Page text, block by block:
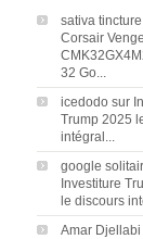
sativa tincture
Corsair
32 Go...
icedodo sur
Trump 2025
intégral...
google
Investiture
le discours
Amar Djellabi